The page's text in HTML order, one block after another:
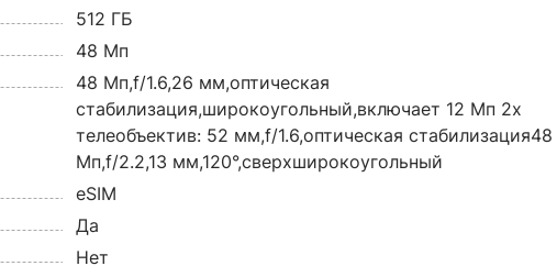
512 ГБ
48 Мп
48 Мп,f/1.6,26 мм,оптическая
стабилизация,широкоугольный,включает 12 Мп 2x
телеобъектив: 52 мм,f/1.6,оптическая стабилизация48
Мп,f/2.2,13 мм,120°,сверхширокоугольный
eSIM
Да
Нет